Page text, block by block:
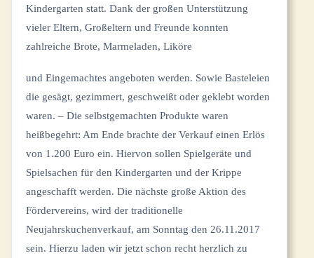
Kindergarten statt. Dank der großen Unterstützung
vieler Eltern, Großeltern und Freunde konnten
zahlreiche Brote, Marmeladen, Liköre
und Eingemachtes angeboten werden. Sowie Basteleien
die gesägt, gezimmert, geschweißt oder geklebt worden
waren. – Die selbstgemachten Produkte waren
heißbegehrt: Am Ende brachte der Verkauf einen Erlös
von 1.200 Euro ein. Hiervon sollen Spielgeräte und
Spielsachen für den Kindergarten und der Krippe
angeschafft werden. Die nächste große Aktion des
Fördervereins, wird der traditionelle
Neujahrskuchenverkauf, am Sonntag den 26.11.2017
sein. Hierzu laden wir jetzt schon recht herzlich zu